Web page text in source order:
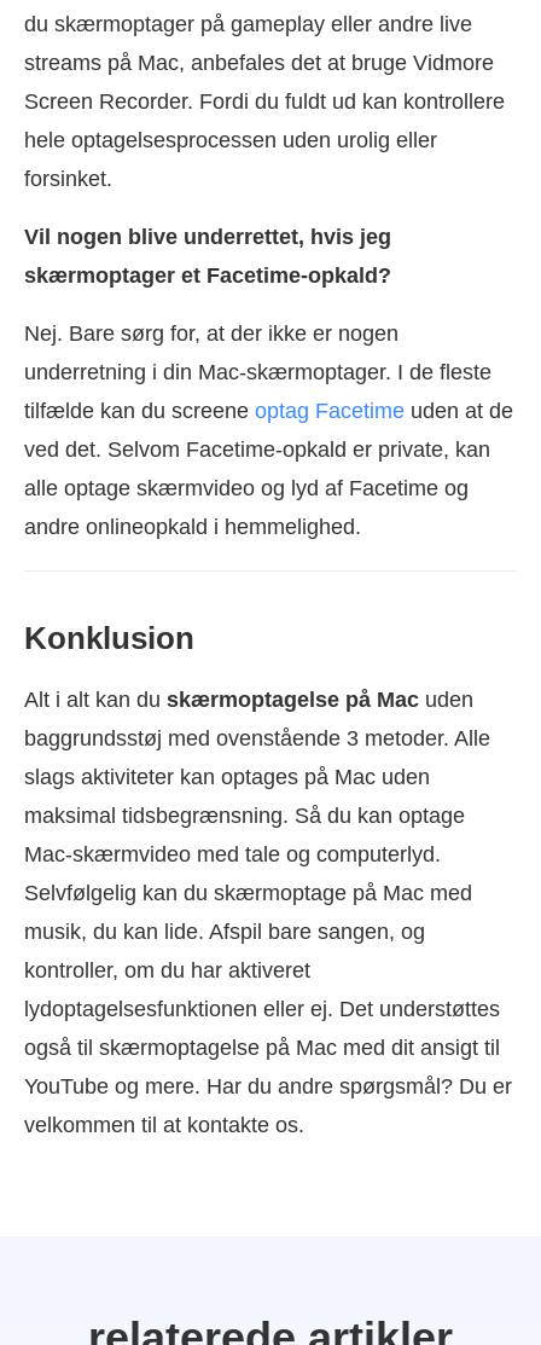
du skærmoptager på gameplay eller andre live
streams på Mac, anbefales det at bruge Vidmore
Screen Recorder. Fordi du fuldt ud kan kontrollere
hele optagelsesprocessen uden urolig eller
forsinket.
Vil nogen blive underrettet, hvis jeg
skærmoptager et Facetime-opkald?
Nej. Bare sørg for, at der ikke er nogen
underretning i din Mac-skærmoptager. I de fleste
tilfælde kan du screene optag Facetime uden at de
ved det. Selvom Facetime-opkald er private, kan
alle optage skærmvideo og lyd af Facetime og
andre onlineopkald i hemmelighed.
Konklusion
Alt i alt kan du skærmoptagelse på Mac uden
baggrundsstøj med ovenstående 3 metoder. Alle
slags aktiviteter kan optages på Mac uden
maksimal tidsbegrænsning. Så du kan optage
Mac-skærmvideo med tale og computerlyd.
Selvfølgelig kan du skærmoptage på Mac med
musik, du kan lide. Afspil bare sangen, og
kontroller, om du har aktiveret
lydoptagelsesfunktionen eller ej. Det understøttes
også til skærmoptagelse på Mac med dit ansigt til
YouTube og mere. Har du andre spørgsmål? Du er
velkommen til at kontakte os.